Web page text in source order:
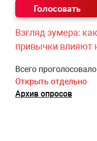
Взгляд зумера:
привычки влияют
Всего
Открыть отдельно
Архив опросов